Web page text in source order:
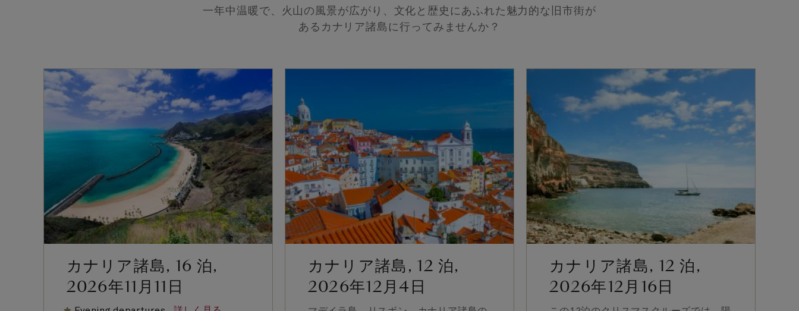
一年中温暖で、火山の風景が広がり、文化と歴史にあふれた魅力的な旧市街が
あるカナリア諸島に行ってみませんか？
カナリア諸島, 16 泊,
2026年11月11日
カナリア諸島, 12 泊,
2026年12月4日
カナリア諸島, 12 泊,
2026年12月16日